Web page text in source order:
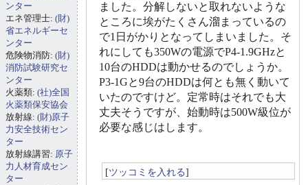
ました。分解しないと取れないような
ところに埃がたくさん溜まっているの
で1日がかりとなってしまいました。そ
れにしても350Wの電源でP4-1.9GHzと
10台のHDDは動かせるのでしょうか。
P3-1Gと9台のHDDは何とも無く動いて
いたのですけど。定常時はそれでも大
丈夫そうですが、始動時は500W級位が
必要な感じはします。
[ツッコミを入れる]
ンター
エネ管理士: (財)
省エネルギーセ
ンター
危険物消防: (財)
消防試験研究セ
ンター
火薬類: (社)全国
火薬類保安協会
放射線: (財)原子
力安全技術セン
ター
放射線講習: 原子
力人材育成セン
ター